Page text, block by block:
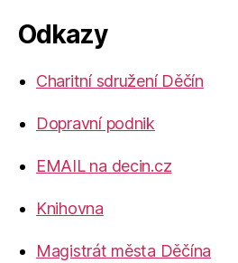
Odkazy
Charitní sdružení Děčín
Dopravní podnik
EMAIL na decin.cz
Knihovna
Magistrát města Děčína